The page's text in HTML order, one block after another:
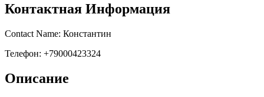
Контактная Информация
Contact Name: Константин
Телефон: +79000423324
Описание